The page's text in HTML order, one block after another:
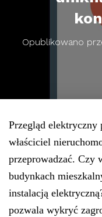
Opublikowano
Przegląd elektryczny
właściciel
przeprowadzać. Czy
budynkach
instalacją
pozwala wykryć